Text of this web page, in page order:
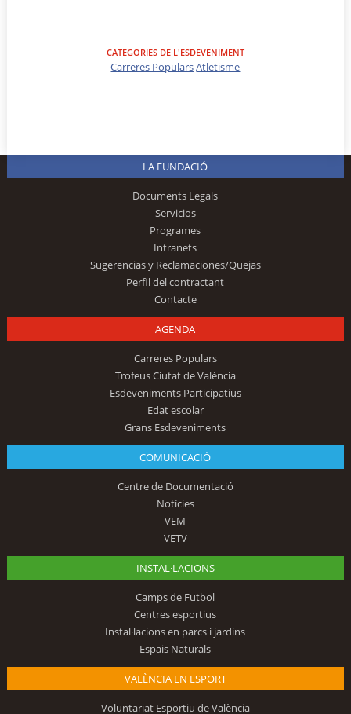
CATEGORIES DE L'ESDEVENIMENT
Carreres PopularsAtletisme
LA FUNDACIÓ
Documents Legals
Servicios
Programes
Intranets
Sugerencias y Reclamaciones/Quejas
Perfil del contractant
Contacte
AGENDA
Carreres Populars
Trofeus Ciutat de València
Esdeveniments Participatius
Edat escolar
Grans Esdeveniments
COMUNICACIÓ
Centre de Documentació
Notícies
VEM
VETV
INSTAL·LACIONS
Camps de Futbol
Centres esportius
Instal·lacions en parcs i jardins
Espais Naturals
VALÈNCIA EN ESPORT
Voluntariat Esportiu de València